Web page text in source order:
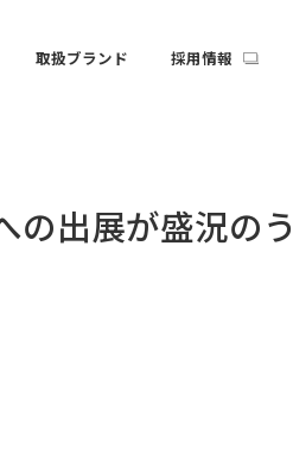
取扱ブランド 採用情報
の出展が盛況の